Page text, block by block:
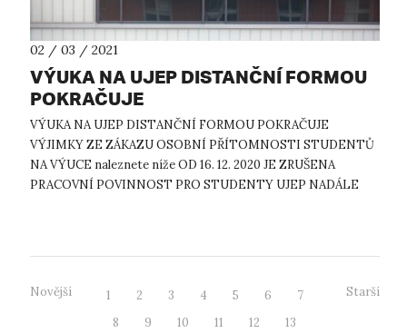
02 / 03 / 2021
VÝUKA NA UJEP DISTANČNÍ FORMOU
POKRAČUJE
VÝUKA NA UJEP DISTANČNÍ FORMOU POKRAČUJE
VÝJIMKY ZE ZÁKAZU OSOBNÍ PŘÍTOMNOSTI STUDENTŮ
NA VÝUCE naleznete níže OD 16. 12. 2020 JE ZRUŠENA
PRACOVNÍ POVINNOST PRO STUDENTY UJEP NADÁLE
Novější 1 2 3 4 5 6
7
8
9 10 11 12 13
Starší